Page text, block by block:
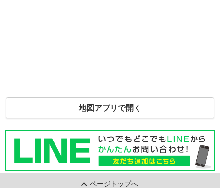
地図アプリで開く
ページトップへ